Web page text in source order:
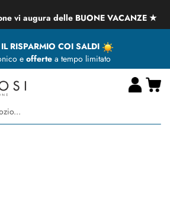
vi augura delle BUONE VACANZE ★
RISPARMIO COI SALDI
e offertea tempo limitato